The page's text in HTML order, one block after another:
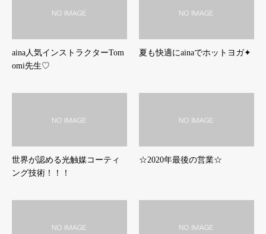
aina人気インストラクターTom
omi先生♡
夏も快適にainaでホットヨガ✦
世界が認める光触媒コーティ
ング技術！！！
☆2020年最後の営業☆